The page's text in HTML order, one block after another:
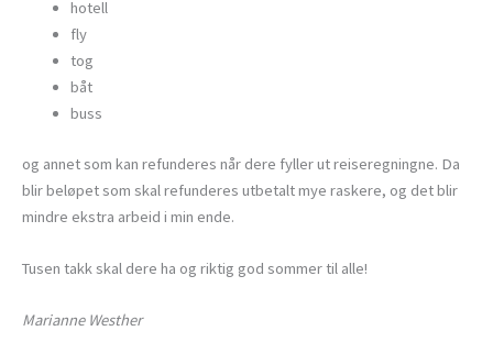
hotell
fly
tog
båt
buss
og annet som kan refunderes når dere fyller ut reiseregningne. Da
blir beløpet som skal refunderes utbetalt mye raskere, og det blir
mindre ekstra arbeid i min ende.
Tusen takk skal dere ha og riktig god sommer til alle!
Marianne Westher